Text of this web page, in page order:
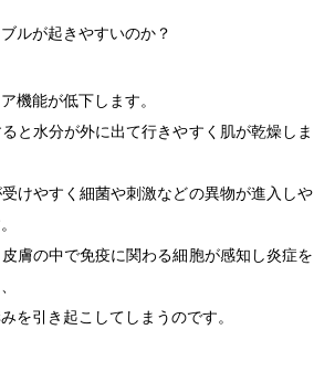
ルが起きやすいのか？
機能が低下します。
と水分が外に出て行きやすく肌が乾燥しま
けやすく細菌や刺激などの異物が進入しや
膚の中で免疫に関わる細胞が感知し炎症を
を引き起こしてしまうのです。